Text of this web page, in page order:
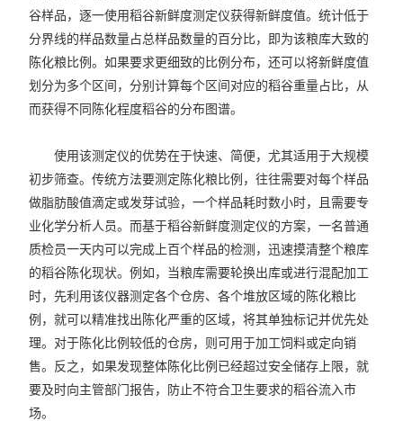
谷样品，逐一使用稻谷新鲜度测定仪获得新鲜度值。统计低于
分界线的样品数量占总样品数量的百分比，即为该粮库大致的
陈化粮比例。如果要求更细致的比例分布，还可以将新鲜度值
划分为多个区间，分别计算每个区间对应的稻谷重量占比，从
而获得不同陈化程度稻谷的分布图谱。
使用该测定仪的优势在于快速、简便，尤其适用于大规模
初步筛查。传统方法要测定陈化粮比例，往往需要对每个样品
做脂肪酸值滴定或发芽试验，一个样品耗时数小时，且需要专
业化学分析人员。而基于稻谷新鲜度测定仪的方案，一名普通
质检员一天内可以完成上百个样品的检测，迅速摸清整个粮库
的稻谷陈化现状。例如，当粮库需要轮换出库或进行混配加工
时，先利用该仪器测定各个仓房、各个堆放区域的陈化粮比
例，就可以精准找出陈化严重的区域，将其单独标记并优先处
理。对于陈化比例较低的仓房，则可用于加工饲料或定向销
售。反之，如果发现整体陈化比例已经超过安全储存上限，就
要及时向主管部门报告，防止不符合卫生要求的稻谷流入市
场。